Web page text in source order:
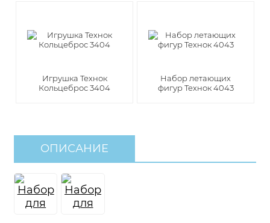
Игрушка Технок
Кольцеброс 3404
Набор летающих
фигур Технок 4043
ОПИСАНИЕ